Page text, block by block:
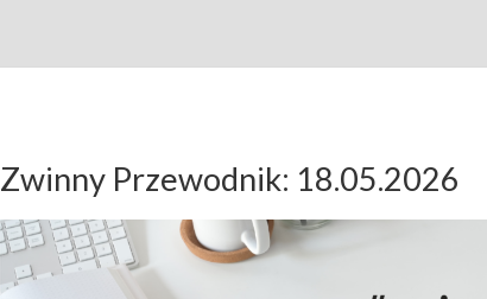
Zwinny Przewodnik: 18.05.2026